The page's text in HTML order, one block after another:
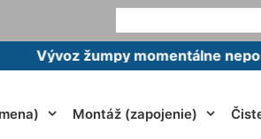
žumpy momentálne
Montáž (zapojenie)